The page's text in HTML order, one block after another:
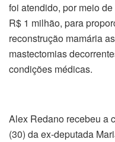
foi atendido, por meio
R$ 1 milhão, para
reconstrução mamária
mastectomias
condições médicas.
Alex Redano recebeu a
(30) da ex-deputada